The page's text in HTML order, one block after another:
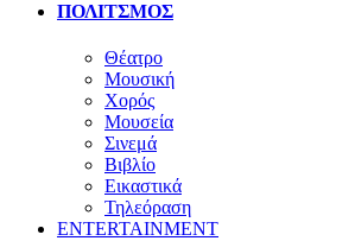
ΠΟΛΙΤΣΜΟΣ
Θέατρο
Μουσική
Χορός
Μουσεία
Σινεμά
Βιβλίο
Εικαστικά
Τηλεόραση
ENTERTAINMENT